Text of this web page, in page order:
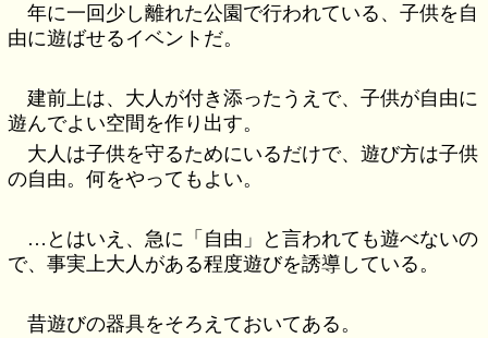
年に一回少し離れた公園で行われている、子供を自
由に遊ばせるイベントだ。
建前上は、大人が付き添ったうえで、子供が自由に
遊んでよい空間を作り出す。
大人は子供を守るためにいるだけで、遊び方は子供
の自由。何をやってもよい。
…とはいえ、急に「自由」と言われても遊べないの
で、事実上大人がある程度遊びを誘導している。
昔遊びの器具をそろえておいてある。